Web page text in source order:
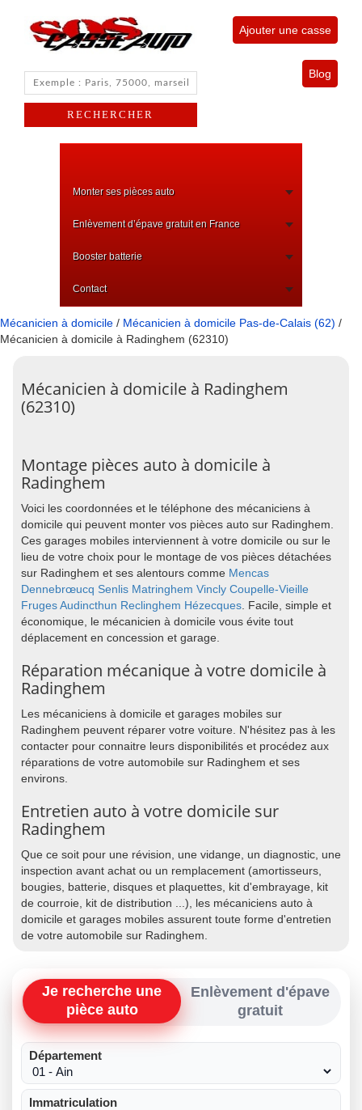
Ajouter une casse
Blog
Monter ses pièces auto
Enlèvement d’épave gratuit en France
Booster batterie
Contact
Mécanicien à domicile / Mécanicien à domicile Pas-de-Calais (62) /
Mécanicien à domicile à Radinghem (62310)
Mécanicien à domicile à Radinghem
(62310)
Montage pièces auto à domicile à
Radinghem
Voici les coordonnées et le téléphone des mécaniciens à
domicile qui peuvent monter vos pièces auto sur Radinghem.
Ces garages mobiles interviennent à votre domicile ou sur le
lieu de votre choix pour le montage de vos pièces détachées
sur Radinghem et ses alentours comme Mencas
Dennebrœucq Senlis Matringhem Vincly Coupelle-Vieille
FrugesAudincthun Reclinghem Hézecques. Facile, simple et
économique, le mécanicien à domicile vous évite tout
déplacement en concession et garage.
Réparation mécanique à votre domicile à
Radinghem
Les mécaniciens à domicile et garages mobiles sur
Radinghem peuvent réparer votre voiture. N'hésitez pas à les
contacter pour connaitre leurs disponibilités et procédez aux
réparations de votre automobile sur Radinghem et ses
environs.
Entretien auto à votre domicile sur
Radinghem
Que ce soit pour une révision, une vidange, un diagnostic, une
inspection avant achat ou un remplacement (amortisseurs,
bougies, batterie, disques et plaquettes, kit d'embrayage, kit
de courroie, kit de distribution ...), les mécaniciens auto à
domicile et garages mobiles assurent toute forme d'entretien
de votre automobile sur Radinghem.
Je recherche une
pièce auto
Enlèvement d'épave
gratuit
Département
Immatriculation